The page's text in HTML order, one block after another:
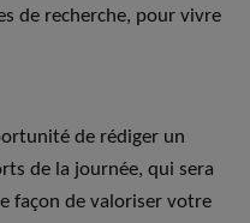
de recherche, pour vivre
de rédiger un
de la journée, qui sera
façon de valoriser votre